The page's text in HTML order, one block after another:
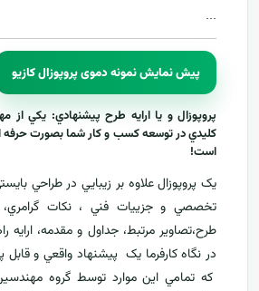
...
پیش نمایش نمونه دموی پروپوزال کازیو
پروپوزال و يا ارايه طرح پيشنهادي: يکي از
کليدي در توسعه کسب و کار شما بصورت
است!
يک پروپوزال علاوه بر زيبايي در طراحي
تخصصي و جزييات فني ، نکات
طرح،تصاوير مرتبط، جداول و مقدمه، ارایه
در نگاه کارفرما يک پيشنهاد واقعي و قابل
که تمامي اين موارد توسط گروه